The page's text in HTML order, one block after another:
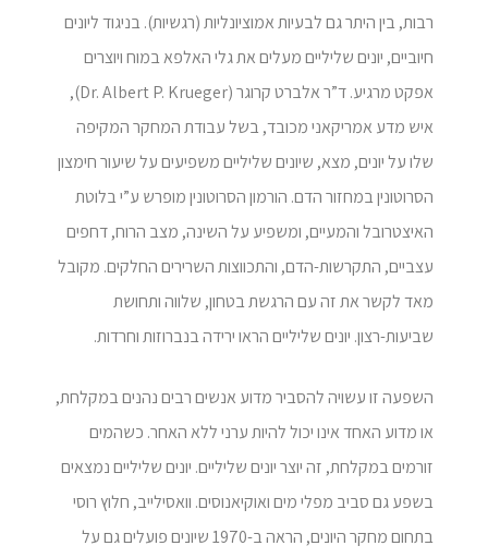
רבות, בין היתר גם לבעיות אמוציונליות (רגשיות). בניגוד ליונים
חיוביים, יונים שליליים מעלים את גלי האלפא במוח ויוצרים
אפקט מרגיע. ד”ר אלברט קרוגר (Dr. Albert P. Krueger),
איש מדע אמריקאני מכובד, בשל עבודת המחקר המקיפה
שלו על יונים, מצא, שיונים שליליים משפיעים על שיעור חימצון
הסרוטונין במחזור הדם. הורמון הסרוטונין מופרש ע”י בלוטת
האיצטרובל והמעיים, ומשפיע על השינה, מצב הרוח, דחפים
עצביים, התקרשות-הדם, והתכווצות השרירים החלקים. מקובל
מאד לקשר את זה עם הרגשת בטחון, שלווה ותחושת
שביעות-רצון. יונים שליליים הראו ירידה בנברוזות וחרדות.
השפעה זו עשויה להסביר מדוע אנשים רבים נהנים במקלחת,
או מדוע האחד אינו יכול להיות ערני ללא האחר. כשהמים
זורמים במקלחת, זה יוצר יונים שליליים. יונים שליליים נמצאים
בשפע גם סביב מפלי מים ואוקיאנוסים. וואסילייב, חלוץ רוסי
בתחום מחקר היונים, הראה ב-1970 שיונים פועלים גם על